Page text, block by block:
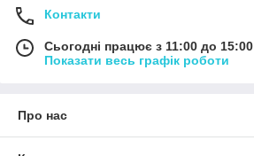
Контакти
Сьогодні працює з 11:00 до 15:00
Показати весь графік роботи
Про нас